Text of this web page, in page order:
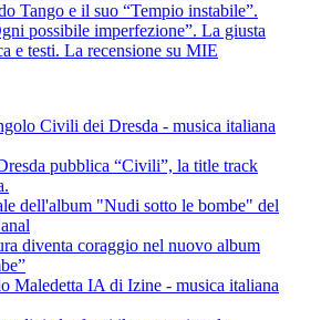
Tango e il suo “Tempio instabile”.
possibile imperfezione”. La giusta
e testi. La recensione su MIE
pubblica “Civili”, la title track
diventa coraggio nel nuovo album